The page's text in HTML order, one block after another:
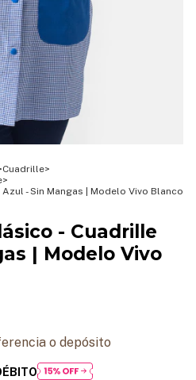
Cuadrille>
>
- Sin Mangas | Modelo Vivo Blanco
- Cuadrille
| Modelo Vivo
o depósito